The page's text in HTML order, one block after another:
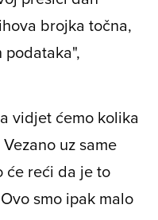
brojka točna,
vidjet ćemo kolika
uz same
će reći da je to
smo ipak malo